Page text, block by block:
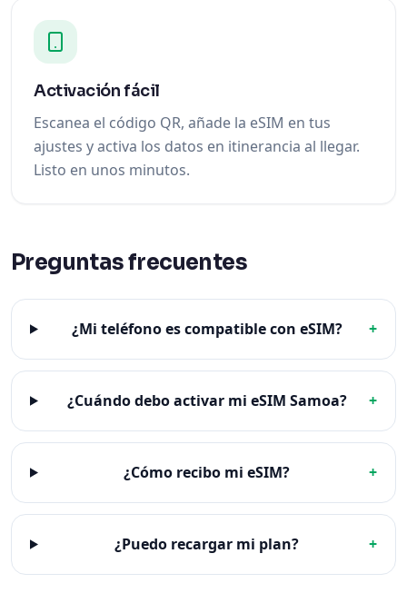
Activación fácil
Escanea el código QR, añade la eSIM en tus
ajustes y activa los datos en itinerancia al llegar.
Listo en unos minutos.
Preguntas frecuentes
¿Mi teléfono es compatible con eSIM? +
¿Cuándo debo activar mi eSIM Samoa? +
¿Cómo recibo mi eSIM? +
¿Puedo recargar mi plan? +